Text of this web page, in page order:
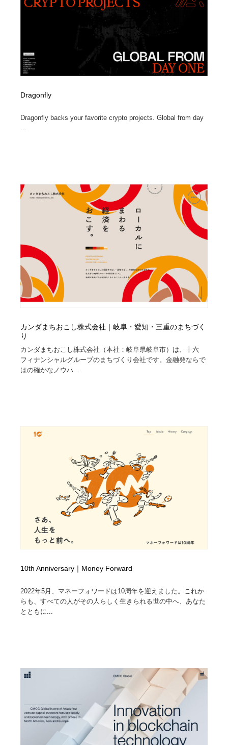
Dragonfly
Dragonfly backs your favorite crypto projects. Global from day
カンダまちおこし株式会社｜岐阜・愛知・三重のまちづく
り
カンダまちおこし株式会社（本社：岐阜県岐阜市）は、十六
フィナンシャルグループのまちづくり会社です。金融発ならで
はの確かなノウハ...
10th Anniversary｜Money Forward
2022年5月、マネーフォワードは10周年を迎えました。これか
らも、すべての人がその人らしく生きられる世の中へ、あなた
とともに...